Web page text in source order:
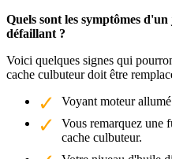
Quels sont les symptômes
défaillant ?
Voici quelques signes qui
cache culbuteur doit être
Voyant moteur
Vous remarquez une
cache culbuteur.